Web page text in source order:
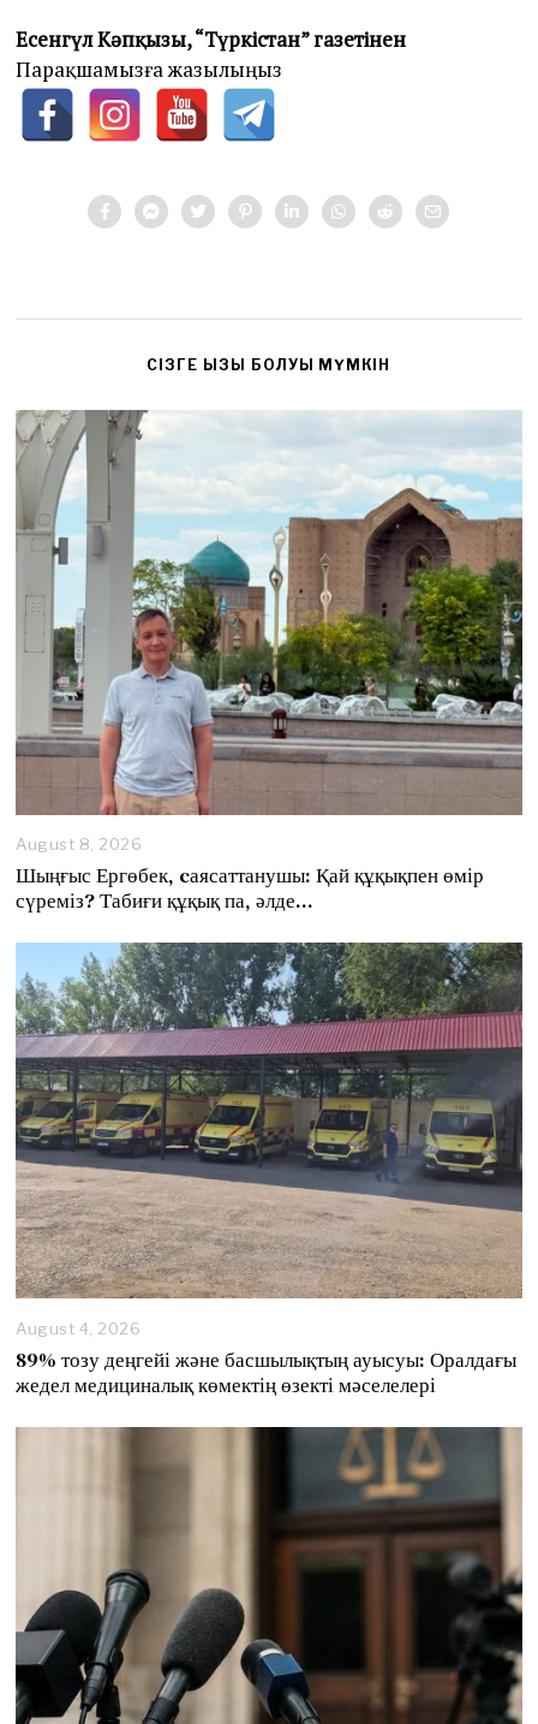
Есенгүл Кәпқызы, “Түркістан” газетінен
Парақшамызға жазылыңыз
CІЗГЕ ҚЫЗЫҚ БОЛУЫ МҮМКІН
August 8, 2026
u
g
u
t
8
,
2
0
2
6
Шыңғыс Ергөбек, cаясаттанушы: Қай құқықпен өмір
сүреміз? Табиғи құқық па, әлде…
August 4, 2026
89% тозу деңгейі және басшылықтың ауысуы: Оралдағы
жедел медициналық көмектің өзекті мәселелері